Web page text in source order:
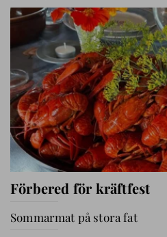
Förbered för kräftfest
Sommarmat på stora fat